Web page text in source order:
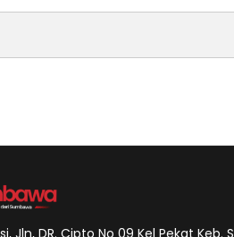
Jln, DR. Cipto No 09 Kel Pekat Keb.